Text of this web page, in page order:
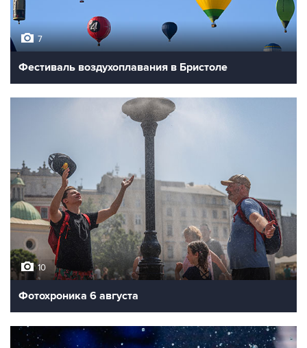
7
Фестиваль воздухоплавания в Бристоле
10
Фотохроника 6 августа